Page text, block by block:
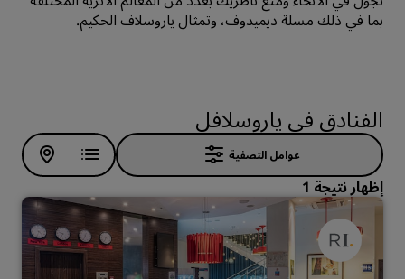
بما في ذلك مسلة ديميدوف، وتمثال ياروسلاف الحكيم.
الفنادق في ياروسلافل
عوامل التصفية
إظهار نتيجة 1